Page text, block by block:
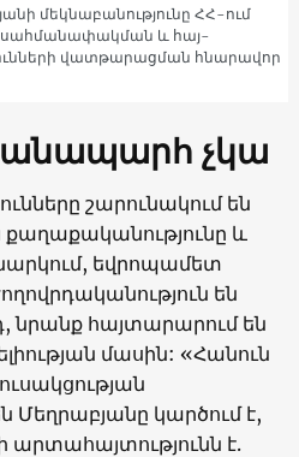
մեկնաբանությունը ՀՀ-ում
սահմանափակման և հայ-
վատթարացման հնարավոր
չկա
շարունակում են
և
եվրոպամետ
են
նրանք հայտարարում են
մասին: «Հանուն
կարծում է,
արտահայտությունն է.